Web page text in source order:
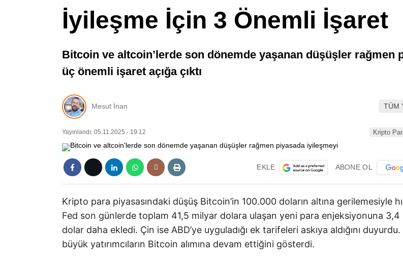
İyileşme İçin 3 Önemli İşaret
Bitcoin ve altcoin’lerde son dönemde yaşanan düşüşler
üç önemli işaret açığa çıktı
Mesut İnan TÜM
Yayınlandı: 05.11.2025 - 19:12 Kripto
EKLE ABONE OL
Kripto para piyasasındaki düşüş Bitcoin’in 100.000 doların altına gerilemesiyle
Fed son günlerde toplam 41,5 milyar dolara ulaşan yeni para enjeksiyonuna 3,4
dolar daha ekledi. Çin ise ABD’ye uyguladığı ek tarifeleri askıya aldığını
büyük yatırımcıların Bitcoin alımına devam ettiğini gösterdi.